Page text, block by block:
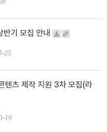
기 모집 안내
25
텐츠 제작 지원 3차 모집(라
19